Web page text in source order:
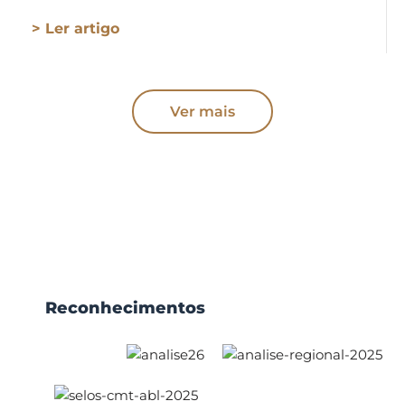
> Ler artigo
Ver mais
Reconhecimentos